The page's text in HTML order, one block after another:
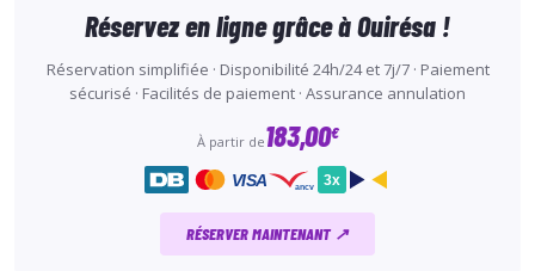
Réservez en ligne grâce à Ouirésa !
Réservation simplifiée · Disponibilité 24h/24 et 7j/7 · Paiement
sécurisé · Facilités de paiement · Assurance annulation
À partir de183,00€
VISA ancv 3x
RÉSERVER MAINTENANT ↗